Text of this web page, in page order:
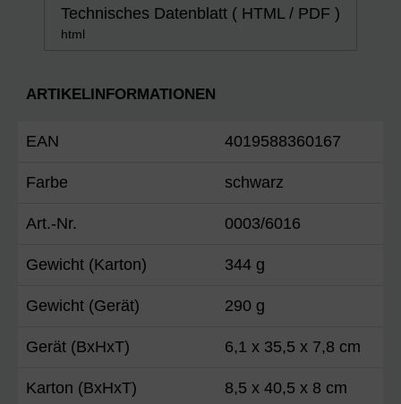
Technisches Datenblatt ( HTML / PDF )
html
ARTIKELINFORMATIONEN
EAN 4019588360167
Farbe schwarz
Art.-Nr. 0003/6016
Gewicht (Karton) 344 g
Gewicht (Gerät) 290 g
Gerät (BxHxT) 6,1 x 35,5 x 7,8 cm
Karton (BxHxT) 8,5 x 40,5 x 8 cm